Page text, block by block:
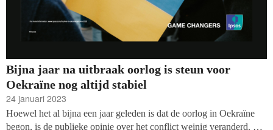
Bijna jaar na uitbraak oorlog is steun voor
Oekraïne nog altijd stabiel
24 januari 2023
Hoewel het al bijna een jaar geleden is dat de oorlog in Oekraïne
begon, is de publieke opinie over het conflict weinig veranderd. Dat